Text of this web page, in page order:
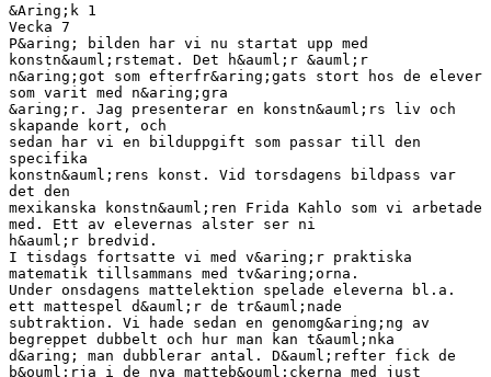
&Aring;k 1
Vecka 7
P&aring; bilden har vi nu startat upp med
konstn&auml;rstemat. Det h&auml;r &auml;r
n&aring;got som efterfr&aring;gats stort hos de elever
som varit med n&aring;gra
&aring;r. Jag presenterar en konstn&auml;rs liv och
skapande kort, och
sedan har vi en bilduppgift som passar till den
specifika
konstn&auml;rens konst. Vid torsdagens bildpass var
det den
mexikanska konstn&auml;ren Frida Kahlo som vi arbetade
med. Ett av elevernas alster ser ni
h&auml;r bredvid.
I tisdags fortsatte vi med v&aring;r praktiska
matematik tillsammans med tv&aring;orna.
Under onsdagens mattelektion spelade eleverna bl.a.
ett mattespel d&auml;r de tr&auml;nade
subtraktion. Vi hade sedan en genomg&aring;ng av
begreppet dubbelt och hur man kan t&auml;nka
d&aring; man dubblerar antal. D&auml;refter fick de
b&ouml;rja i de nya matteb&ouml;ckerna med just